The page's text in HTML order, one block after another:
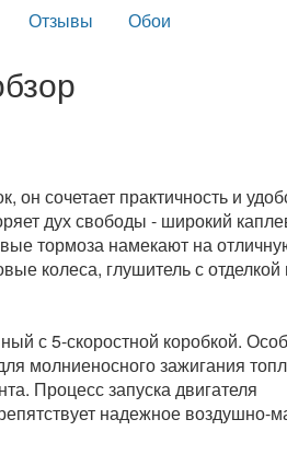
Отзывы Обои
сочетает практичность и
дух свободы - широкий
тормоза намекают на
колеса, глушитель с отделкой
с 5-скоростной коробкой.
молниеносного зажигания
Процесс запуска двигателя
надежное воздушно-